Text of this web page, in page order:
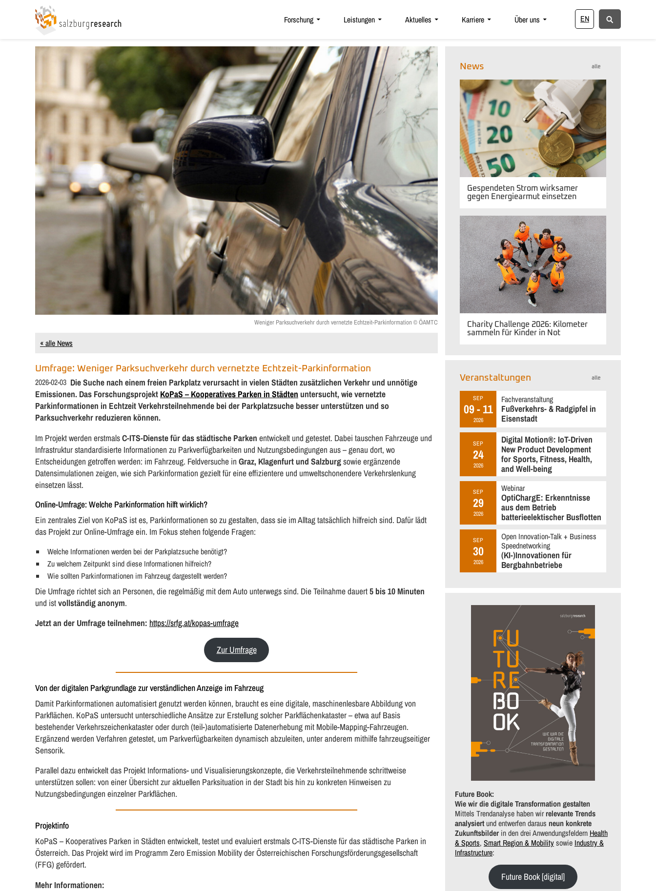
EN
Forschung Leistungen Aktuelles Karriere Über uns
Weniger Parksuchverkehr durch vernetzte Echtzeit-Parkinformation © ÖAMTC
« alle News
Umfrage: Weniger Parksuchverkehr durch vernetzte Echtzeit-Parkinformation
2026-02-03 Die Suche nach einem freien Parkplatz verursacht in vielen Städten zusätzlichen Verkehr und unnötige
Emissionen. Das Forschungsprojekt KoPaS – Kooperatives Parken in Städten untersucht, wie vernetzte
Parkinformationen in Echtzeit Verkehrsteilnehmende bei der Parkplatzsuche besser unterstützen und so
Parksuchverkehr reduzieren können.
Im Projekt werden erstmalsC-ITS-Dienste für das städtische Parken entwickelt und getestet. Dabei tauschen Fahrzeuge und
Infrastruktur standardisierte Informationen zu Parkverfügbarkeiten und Nutzungsbedingungen aus – genau dort, wo
Entscheidungen getroffen werden: im Fahrzeug. Feldversuche in Graz, Klagenfurt und Salzburgsowie ergänzende
Datensimulationen zeigen, wie sich Parkinformation gezielt für eine effizientere und umweltschonendere Verkehrslenkung
einsetzen lässt.
Online-Umfrage: Welche Parkinformation hilft wirklich?
Ein zentrales Ziel von KoPaS ist es, Parkinformationen so zu gestalten, dass sie im Alltag tatsächlich hilfreich sind. Dafür lädt
das Projekt zur Online-Umfrage ein. Im Fokus stehen folgende Fragen:
Welche Informationen werden bei der Parkplatzsuche benötigt?
Zu welchem Zeitpunkt sind diese Informationen hilfreich?
Wie sollten Parkinformationen im Fahrzeug dargestellt werden?
Die Umfrage richtet sich an Personen, die regelmäßig mit dem Auto unterwegs sind. Die Teilnahme dauert5 bis 10 Minuten
und istvollständig anonym.
Jetzt an der Umfrage teilnehmen: https://srfg.at/kopas-umfrage
Zur Umfrage
Von der digitalen Parkgrundlage zur verständlichen Anzeige im Fahrzeug
Damit Parkinformationen automatisiert genutzt werden können, braucht es eine digitale, maschinenlesbare Abbildung von
Parkflächen. KoPaS untersucht unterschiedliche Ansätze zur Erstellung solcher Parkflächenkataster – etwa auf Basis
bestehender Verkehrszeichenkataster oder durch (teil-)automatisierte Datenerhebung mit Mobile-Mapping-Fahrzeugen.
Ergänzend werden Verfahren getestet, um Parkverfügbarkeiten dynamisch abzuleiten, unter anderem mithilfe fahrzeugseitiger
Sensorik.
Parallel dazu entwickelt das Projekt Informations- und Visualisierungskonzepte, die Verkehrsteilnehmende schrittweise
unterstützen sollen: von einer Übersicht zur aktuellen Parksituation in der Stadt bis hin zu konkreten Hinweisen zu
Nutzungsbedingungen einzelner Parkflächen.
Projektinfo
KoPaS – Kooperatives Parken in Städten entwickelt, testet und evaluiert erstmals C-ITS-Dienste für das städtische Parken in
Österreich. Das Projekt wird im Programm Zero Emission Mobility der Österreichischen Forschungsförderungsgesellschaft
(FFG) gefördert.
Mehr Informationen:
alle
News
Gespendeten Strom wirksamer
gegen Energiearmut einsetzen
Charity Challenge 2026: Kilometer
sammeln für Kinder in Not
alle
Veranstaltungen
SEP
09 - 11
2026
Fachveranstaltung
Fußverkehrs- & Radgipfel in
Eisenstadt
SEP
24
2026
Digital Motion®: IoT-Driven
New Product Development
for Sports, Fitness, Health,
and Well-being
SEP
29
2026
Webinar
OptiChargE: Erkenntnisse
aus dem Betrieb
batterieelektischer Busflotten
SEP
30
2026
Open Innovation-Talk + Business
Speednetworking
(KI-)Innovationen für
Bergbahnbetriebe
Future Book:
Wie wir die digitale Transformation gestalten
Mittels Trendanalyse haben wirrelevante Trends
analysiertund entwerfen daraus neun konkrete
Zukunftsbilder in den drei Anwendungsfeldern Health
& Sports, Smart Region & Mobilitysowie Industry &
Infrastructure:
Future Book [digital]